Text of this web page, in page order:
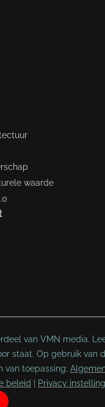
waarde
van VMN media.
staat. Op gebruik van
van toepassing:
beleid Privacy